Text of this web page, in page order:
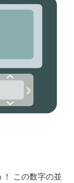
！ この数字の並